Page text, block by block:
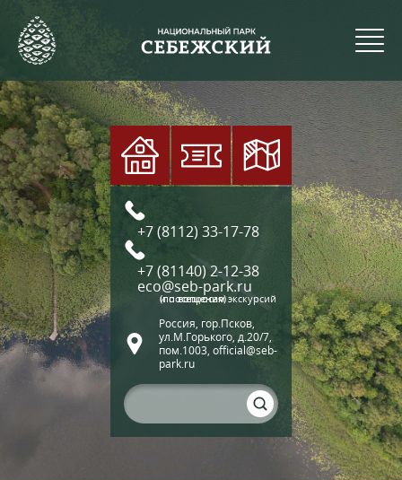
+7 (8112) 33-17-78
+7 (81140) 2-12-38
eco@seb-park.ru
(по вопросам экскурсий и посещения)
Россия, гор.Псков,
ул.М.Горького, д.20/7,
пом.1003, official@seb-
park.ru